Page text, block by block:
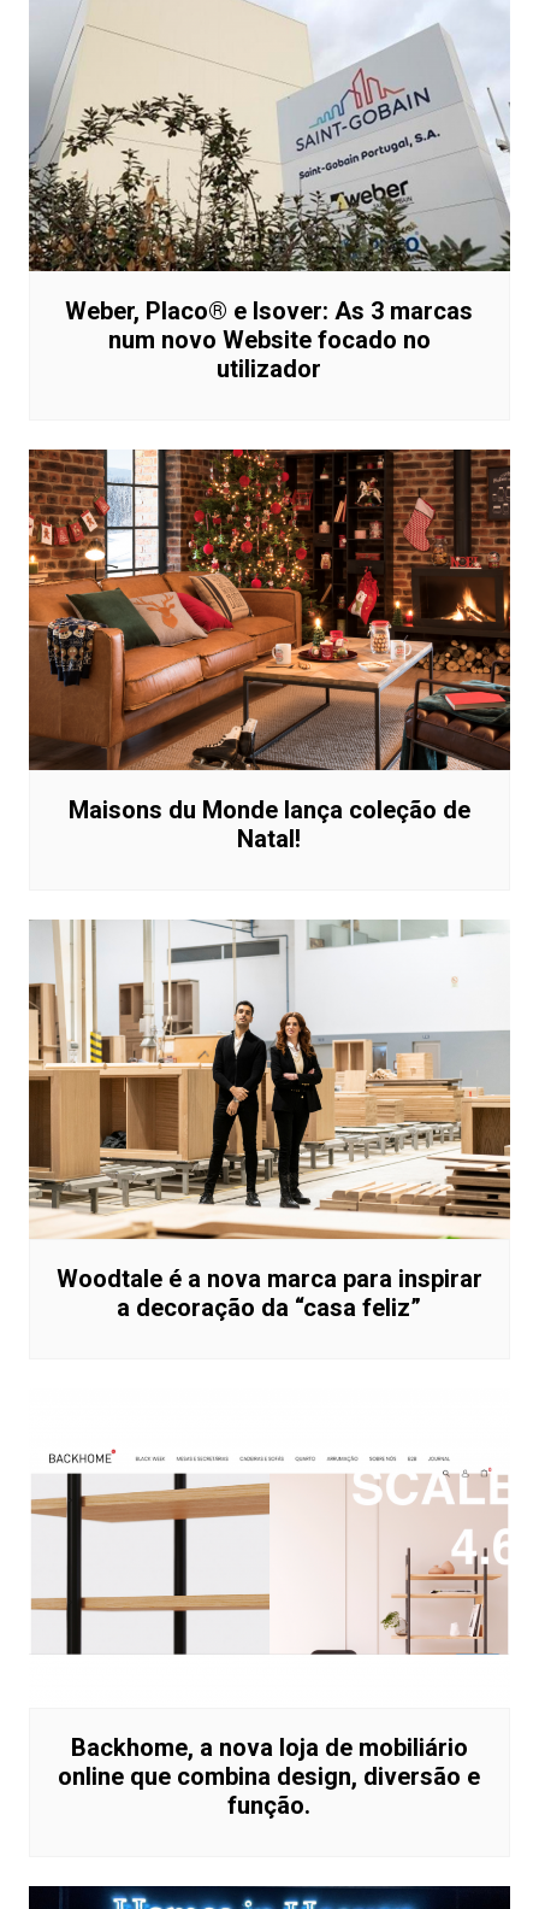
Weber, Placo® e Isover: As 3 marcas
num novo Website focado no
utilizador
Maisons du Monde lança coleção de
Natal!
Woodtale é a nova marca para inspirar
a decoração da “casa feliz”
Backhome, a nova loja de mobiliário
online que combina design, diversão e
função.